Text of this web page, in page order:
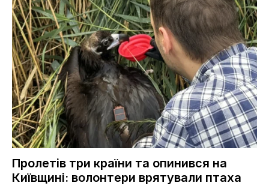
Пролетів три країни та опинився на
Київщині: волонтери врятували птаха